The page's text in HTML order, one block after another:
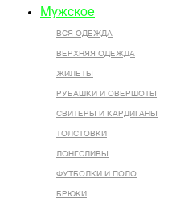
Мужское
ВСЯ ОДЕЖДА
ВЕРХНЯЯ ОДЕЖДА
ЖИЛЕТЫ
РУБАШКИ И ОВЕРШОТЫ
СВИТЕРЫ И КАРДИГАНЫ
ТОЛСТОВКИ
ЛОНГСЛИВЫ
ФУТБОЛКИ И ПОЛО
БРЮКИ